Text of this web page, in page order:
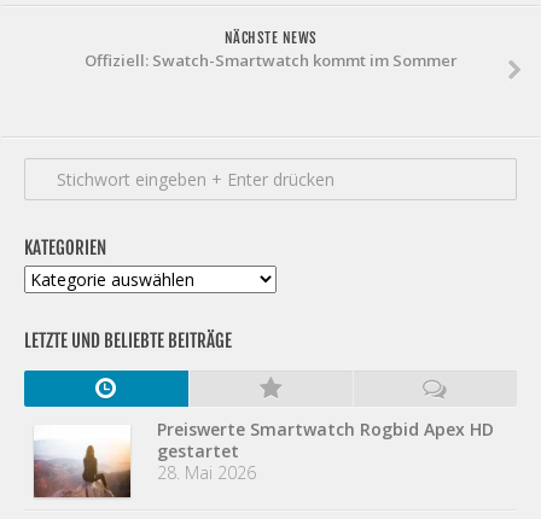
NÄCHSTE NEWS
Offiziell: Swatch-Smartwatch kommt im Sommer
KATEGORIEN
Kategorien
LETZTE UND BELIEBTE BEITRÄGE
Preiswerte Smartwatch Rogbid Apex HD
gestartet
28. Mai 2026